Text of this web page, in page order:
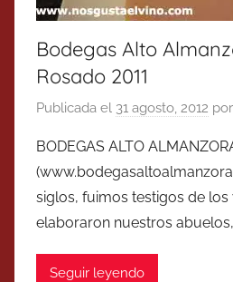
Bodegas Alto
Rosado 2011
Publicada el 31 agosto, 2012 por
BODEGAS ALTO
siglos, fuimos testigos de los
elaboraron nuestros
Seguir leyendo